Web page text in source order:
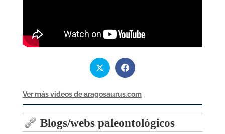
Ver más videos de aragosaurus.com
Blogs/webs paleontológicos